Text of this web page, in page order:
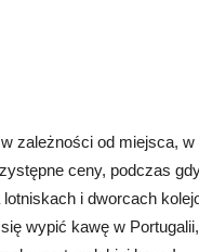
zależności od miejsca,
ceny, podczas
i dworcach
wypić kawę w